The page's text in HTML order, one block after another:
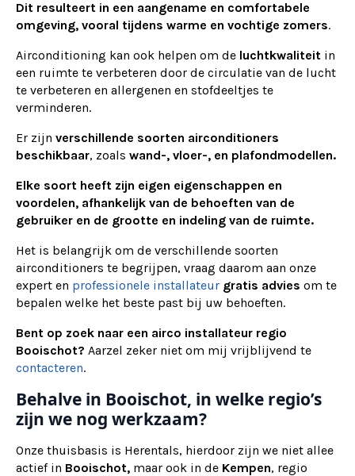
Dit resulteert in een aangename en comfortabele
omgeving, vooral tijdens warme en vochtige zomers.
Airconditioning kan ook helpen om de luchtkwaliteit in
een ruimte te verbeteren door de circulatie van de lucht
te verbeteren en allergenen en stofdeeltjes te
verminderen.
Er zijn verschillende soorten airconditioners
beschikbaar, zoals wand-, vloer-, en plafondmodellen.
Elke soort heeft zijn eigen eigenschappen en
voordelen, afhankelijk van de behoeften van de
gebruiker en de grootte en indeling van de ruimte.
Het is belangrijk om de verschillende soorten
airconditioners te begrijpen, vraag daarom aan onze
expert en professionele installateur gratis advies om te
bepalen welke het beste past bij uw behoeften.
Bent op zoek naar een airco installateur regio
Booischot? Aarzel zeker niet om mij vrijblijvend te
contacteren.
Behalve in Booischot, in welke regio’s
zijn we nog werkzaam?
Onze thuisbasis is Herentals, hierdoor zijn we niet allee
actief in Booischot, maar ook in de Kempen, regio